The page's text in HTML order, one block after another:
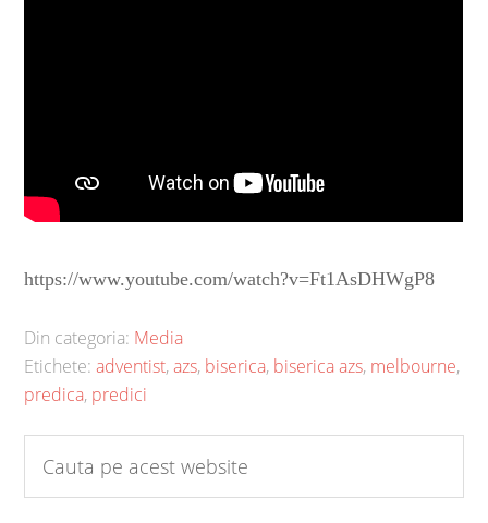
https://www.youtube.com/watch?v=Ft1AsDHWgP8
Din categoria: Media
Etichete:adventist,azs, biserica, biserica azs, melbourne,
predica, predici